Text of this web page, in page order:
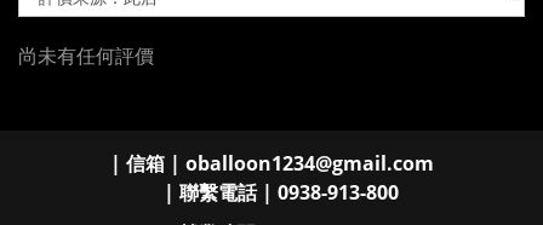
尚未有任何評價
| 信箱 | oballoon1234@gmail.com
| 聯繫電話 | 0938-913-800